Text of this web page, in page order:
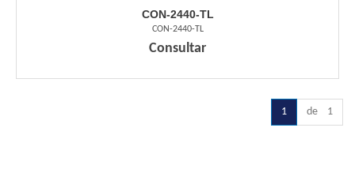
CON-2440-TL
CON-2440-TL
Consultar
1 de 1